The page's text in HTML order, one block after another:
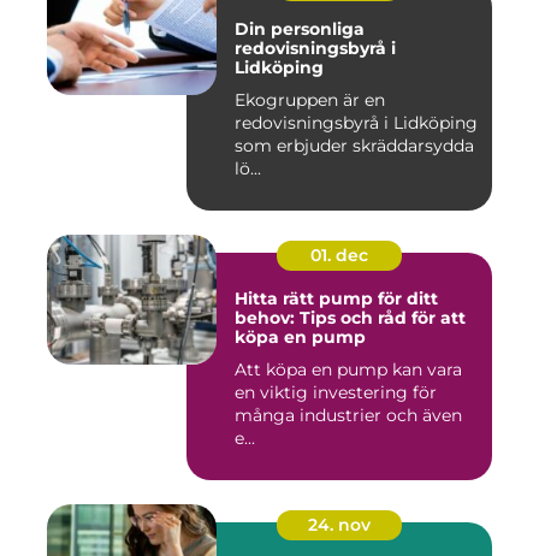
Din personliga
redovisningsbyrå i
Lidköping
Ekogruppen är en
redovisningsbyrå i Lidköping
som erbjuder skräddarsydda
lö...
01. dec
Hitta rätt pump för ditt
behov: Tips och råd för att
köpa en pump
Att köpa en pump kan vara
en viktig investering för
många industrier och även
e...
24. nov